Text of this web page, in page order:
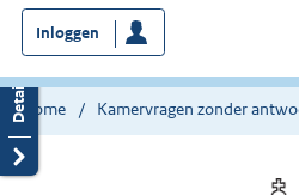
bent
nu
hier:
Inloggen
Home Kamervragen zonder